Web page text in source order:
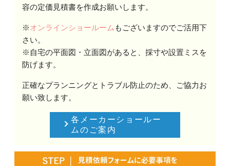
容の定価見積書を作成お願いします。
※オンラインショールーム もございますのでご活用下
さい。
※自宅の平面図・立面図があると、採寸や設置ミスを
防げます。
正確なプランニングとトラブル防止のため、ご協力お
願い致します。
各メーカーショールー
ムのご案内